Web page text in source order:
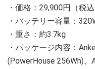
・価格：29,900円（税込
・バッテリー容量：
・重さ：約3.7kg
・パッケージ内容：
(PowerHouse 256Wh)